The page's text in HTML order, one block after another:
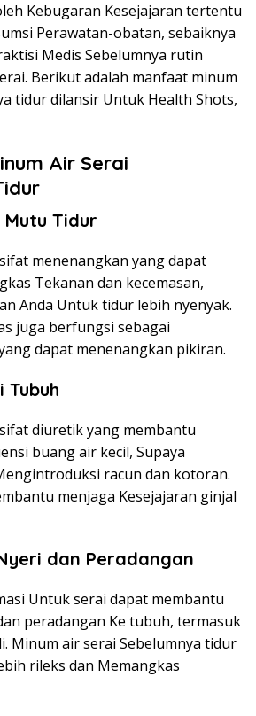
Kebugaran Kesejajaran tertentu
Perawatan-obatan, sebaiknya
Medis Sebelumnya rutin
Berikut adalah manfaat minum
tidur dilansir Untuk Health Shots,
Air Serai
Mutu Tidur
menenangkan yang dapat
Tekanan dan kecemasan,
Anda Untuk tidur lebih nyenyak.
juga berfungsi sebagai
dapat menenangkan pikiran.
Tubuh
diuretik yang membantu
buang air kecil, Supaya
racun dan kotoran.
menjaga Kesejajaran ginjal
dan Peradangan
Untuk serai dapat membantu
peradangan Ke tubuh, termasuk
Minum air serai Sebelumnya tidur
rileks dan Memangkas